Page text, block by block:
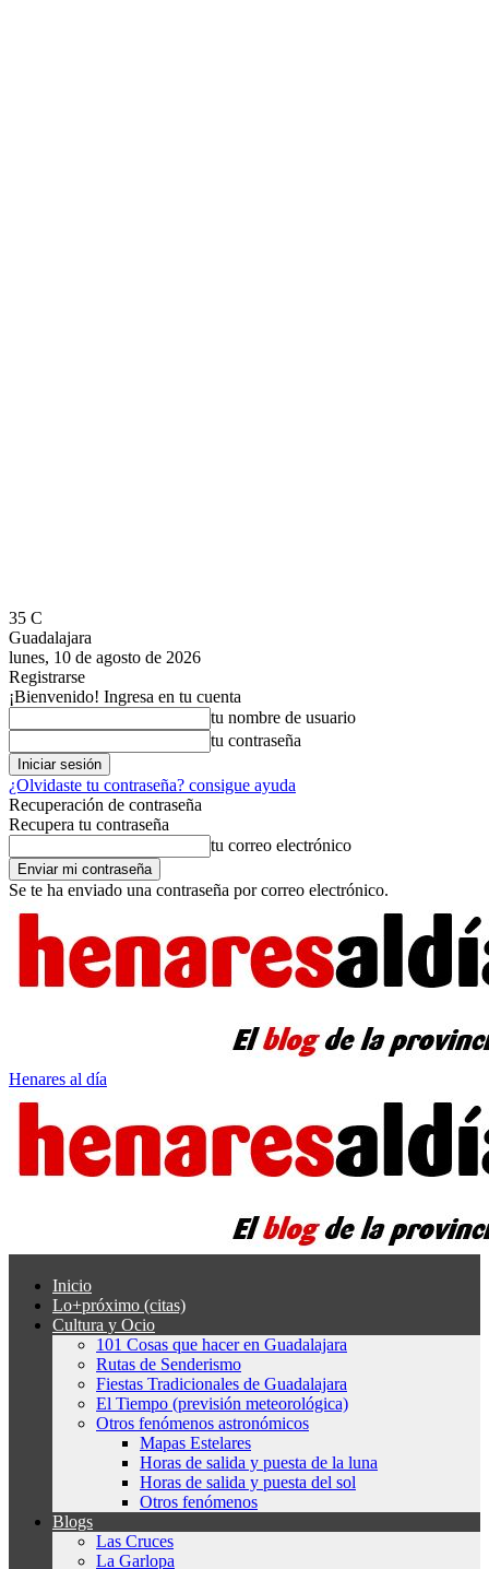
35 C
Guadalajara
lunes, 10 de agosto de 2026
Registrarse
¡Bienvenido! Ingresa en tu cuenta
tu nombre de usuario
tu contraseña
¿Olvidaste tu contraseña? consigue ayuda
Recuperación de contraseña
Recupera tu contraseña
tu correo electrónico
Se te ha enviado una contraseña por correo electrónico.
Henares al día
Inicio
Lo+próximo (citas)
Cultura y Ocio
101 Cosas que hacer en Guadalajara
Rutas de Senderismo
Fiestas Tradicionales de Guadalajara
El Tiempo (previsión meteorológica)
Otros fenómenos astronómicos
Mapas Estelares
Horas de salida y puesta de la luna
Horas de salida y puesta del sol
Otros fenómenos
Blogs
Las Cruces
La Garlopa